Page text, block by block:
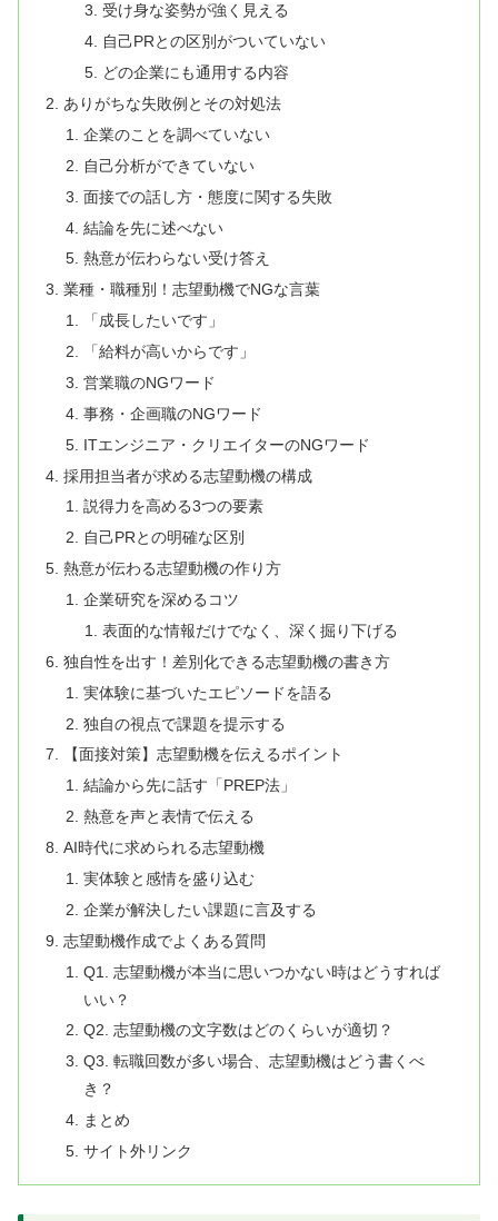
受け身な姿勢が強く見える
自己PRとの区別がついていない
どの企業にも通用する内容
ありがちな失敗例とその対処法
企業のことを調べていない
自己分析ができていない
面接での話し方・態度に関する失敗
結論を先に述べない
熱意が伝わらない受け答え
業種・職種別！志望動機でNGな言葉
「成長したいです」
「給料が高いからです」
営業職のNGワード
事務・企画職のNGワード
ITエンジニア・クリエイターのNGワード
採用担当者が求める志望動機の構成
説得力を高める3つの要素
自己PRとの明確な区別
熱意が伝わる志望動機の作り方
企業研究を深めるコツ
表面的な情報だけでなく、深く掘り下げる
独自性を出す！差別化できる志望動機の書き方
実体験に基づいたエピソードを語る
独自の視点で課題を提示する
【面接対策】志望動機を伝えるポイント
結論から先に話す「PREP法」
熱意を声と表情で伝える
AI時代に求められる志望動機
実体験と感情を盛り込む
企業が解決したい課題に言及する
志望動機作成でよくある質問
Q1. 志望動機が本当に思いつかない時はどうすれば
いい？
Q2. 志望動機の文字数はどのくらいが適切？
Q3. 転職回数が多い場合、志望動機はどう書くべ
き？
まとめ
サイト外リンク